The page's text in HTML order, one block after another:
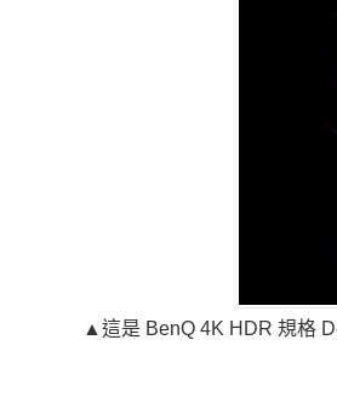
▲這是 BenQ 4K HDR 規格